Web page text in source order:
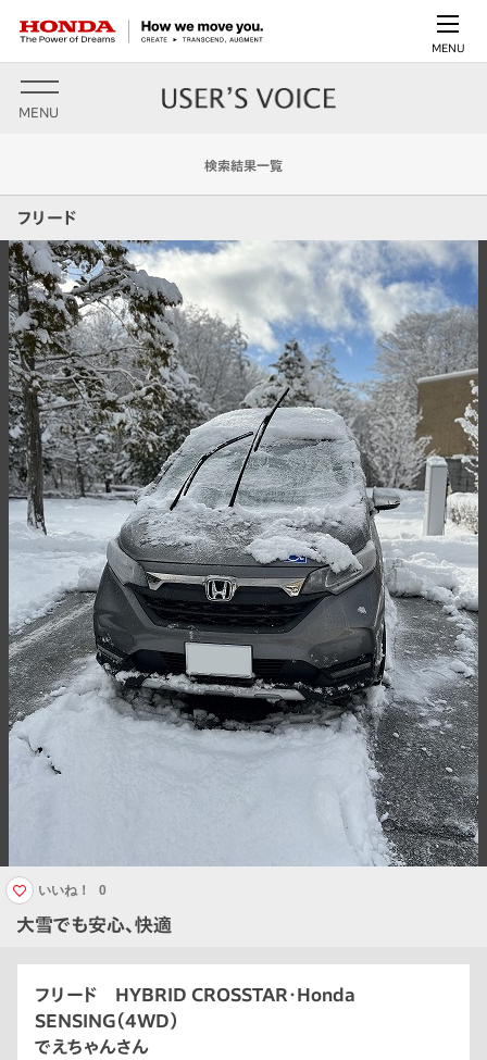
MENU
MENU
検索結果一覧
フリード
大雪でも安心、快適
いいね！ 0
フリード HYBRID CROSSTAR・Honda
SENSING（4WD）
でえちゃんさん